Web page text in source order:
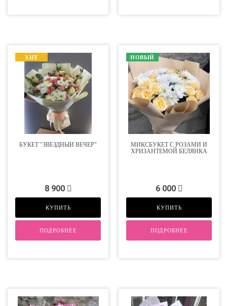
ХИТ
БУКЕТ "ЗВЁЗДНЫЙ ВЕЧЕР"
8 900
КУПИТЬ
ПОДРОБНЕЕ
НОВЫЙ
МИКСБУКЕТ С РОЗАМИ И
ХРИЗАНТЕМОЙ БЕЛЯНКА
6 000
КУПИТЬ
ПОДРОБНЕЕ